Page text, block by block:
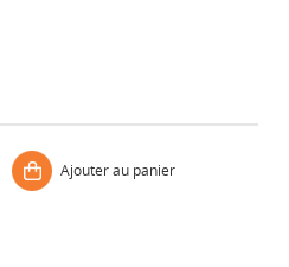
Ajouter au panier